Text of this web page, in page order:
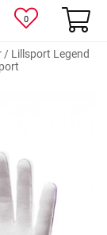
0
/ Lillsport Legend